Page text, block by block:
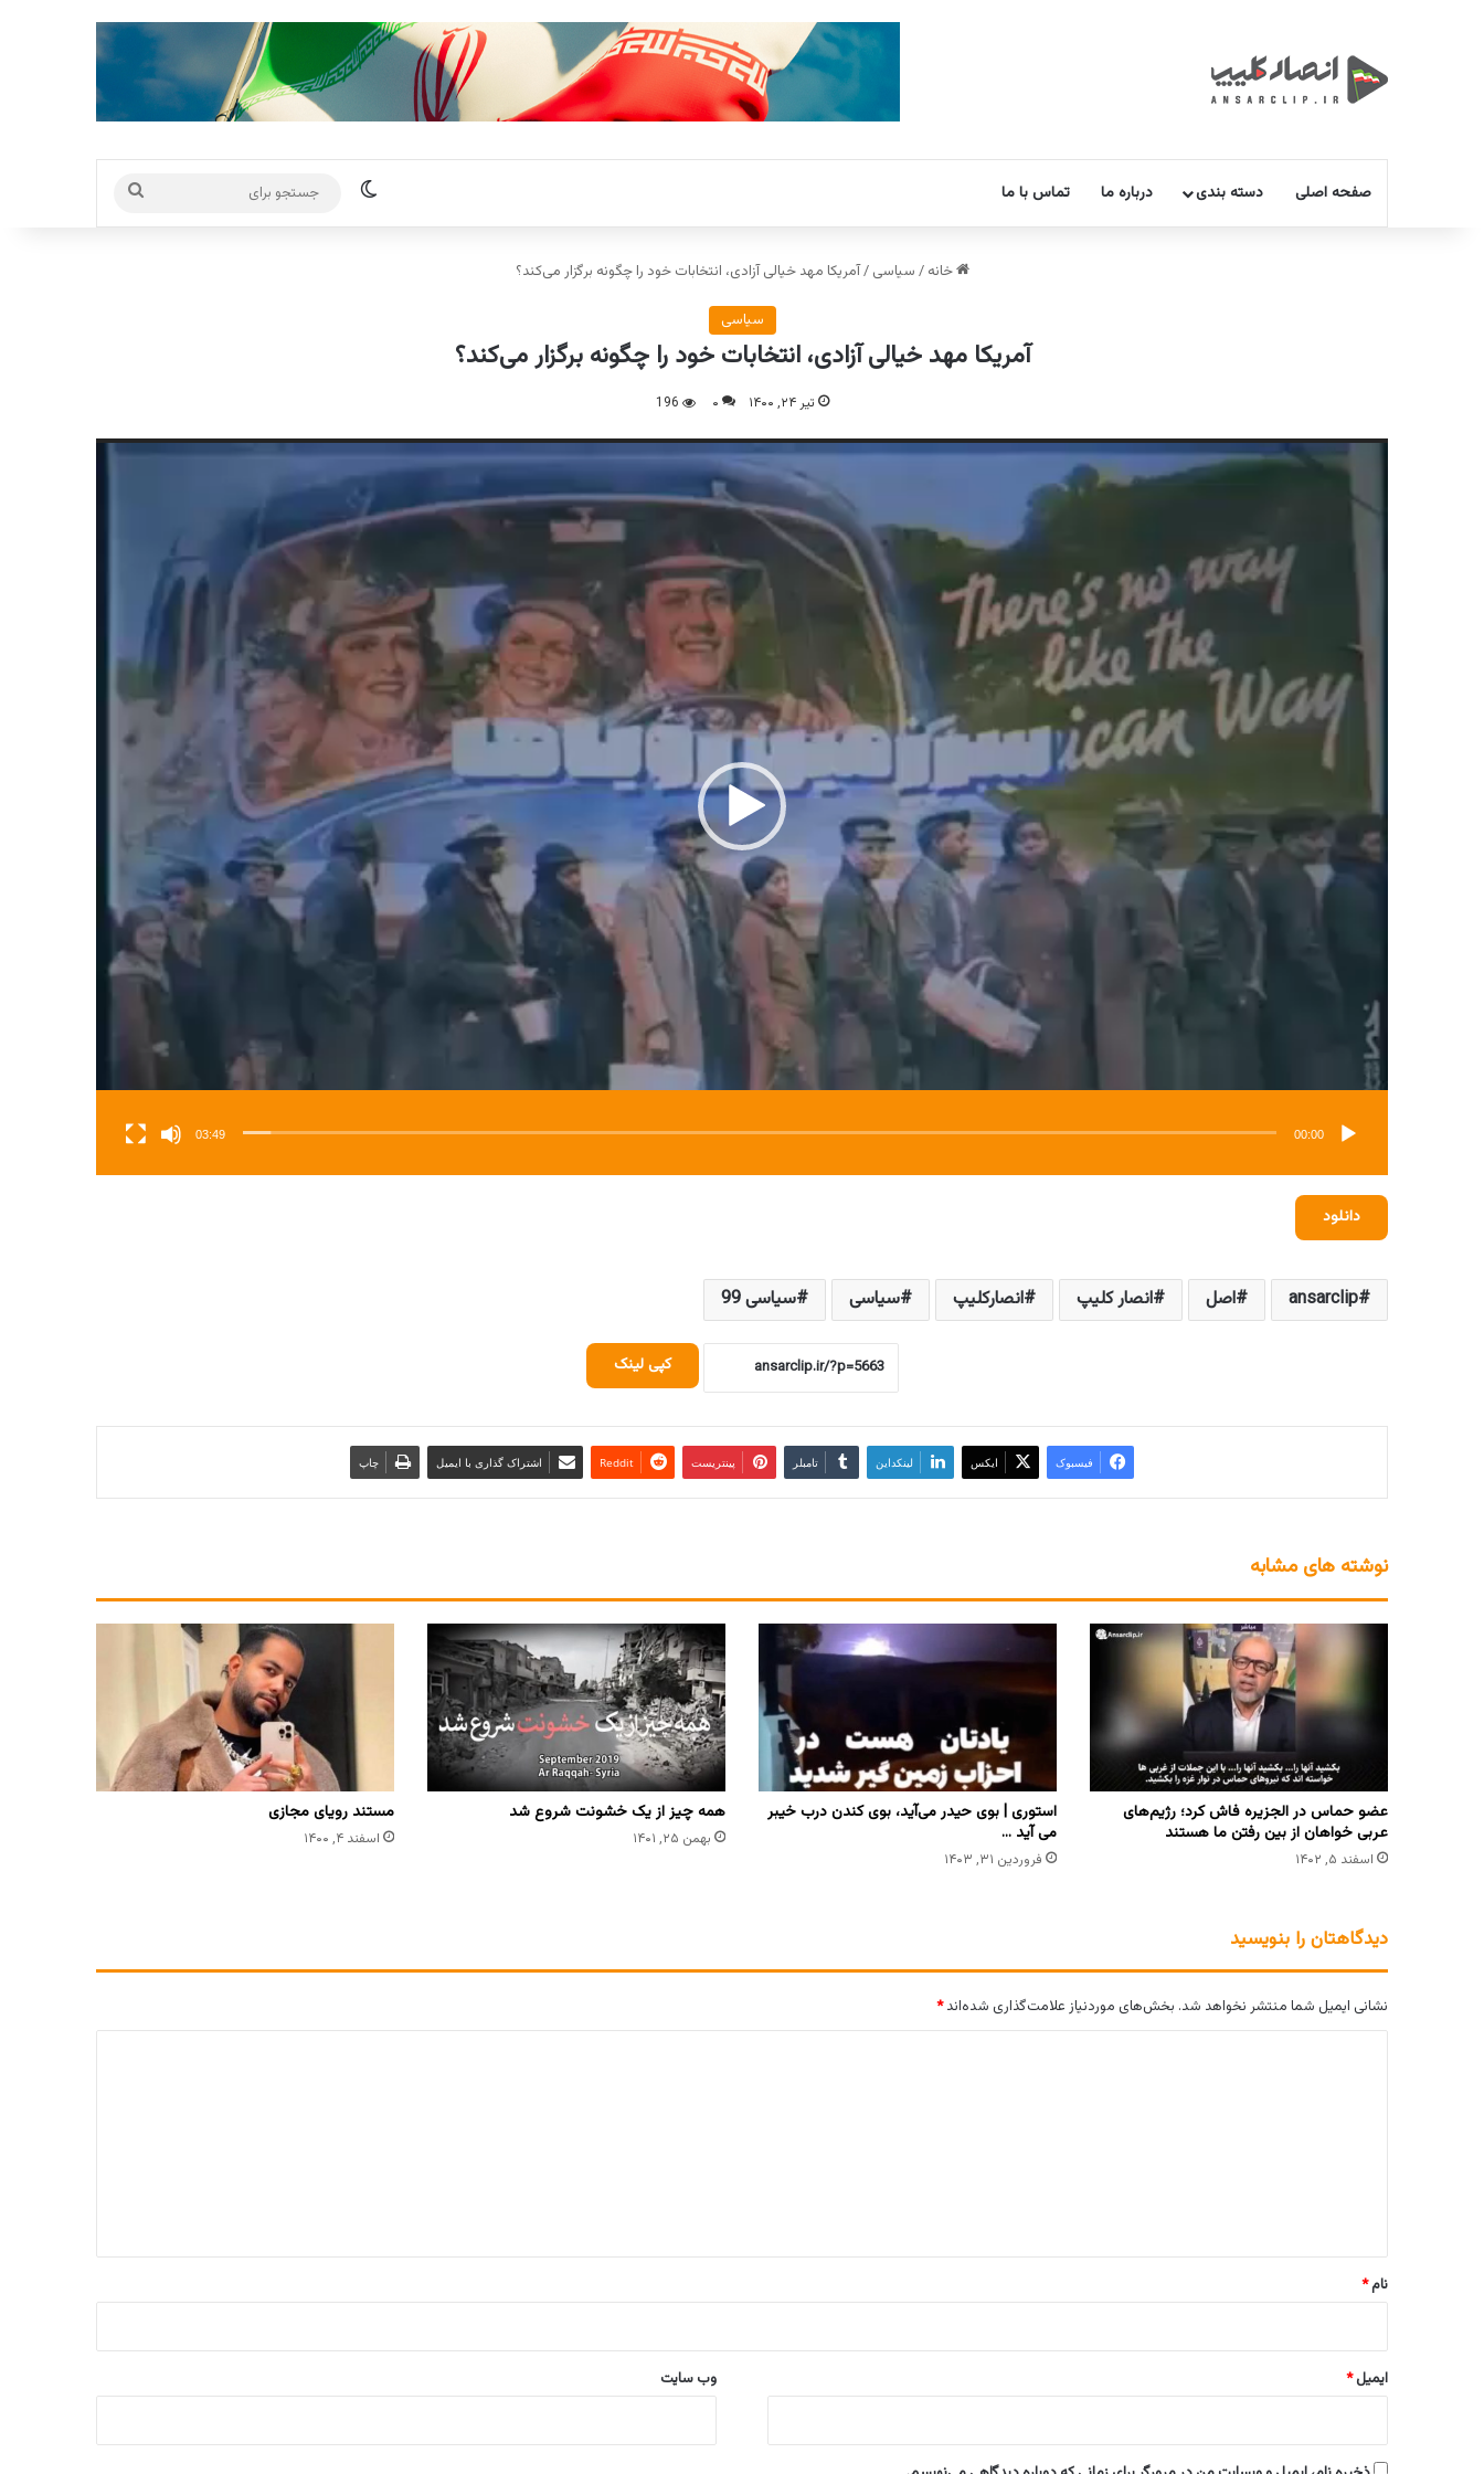
صفحه اصلی دسته بندی درباره ما تماس با ما تغییر پوسته
برای
خانه / سیاسی /آمریکا مهد خیالی آزادی، انتخابات خود را چگونه برگزار می‌کند؟
سیاسی
آمریکا مهد خیالی آزادی، انتخابات خود را چگونه برگزار می‌کند؟
تیر ۲۴, ۱۴۰۰ ۰ 196
نمایشگر
00:00
03:49
دانلود
ansarclip اصل انصار کلیپ انصارکلیپ سیاسی سیاسی 99
کپی لینک
فیسبوک ایکس لینکداین تامبلر پینتریست Reddit اشتراک گذاری با ایمیل چاپ
نوشته های مشابه
عضو حماس در الجزیره فاش کرد؛ رژیم‌های
عربی خواهان از بین رفتن ما هستند
اسفند ۵, ۱۴۰۲
استوری | بوی حیدر می‌آید، بوی کندن درب خیبر
می آید …
فروردین ۳۱, ۱۴۰۳
همه چیز از یک خشونت شروع شد
بهمن ۲۵, ۱۴۰۱
مستند رویای مجازی
اسفند ۴, ۱۴۰۰
دیدگاهتان را بنویسید
نشانی ایمیل شما منتشر نخواهد شد. بخش‌های موردنیاز علامت‌گذاری شده‌اند*
نام*
ایمیل* وب‌ سایت